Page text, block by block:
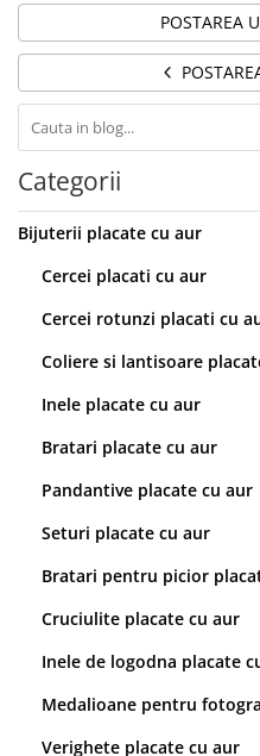
POSTAREA
Categorii
Bijuterii placate cu aur
Cercei placati cu aur
Cercei rotunzi placati cu
Coliere si lantisoare
Inele placate cu aur
Bratari placate cu aur
Pandantive placate cu aur
Seturi placate cu aur
Bratari pentru picior
Cruciulite placate cu aur
Inele de logodna placate
Medalioane pentru
Verighete placate cu aur